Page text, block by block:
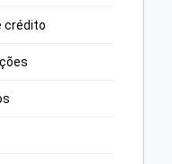
crédito